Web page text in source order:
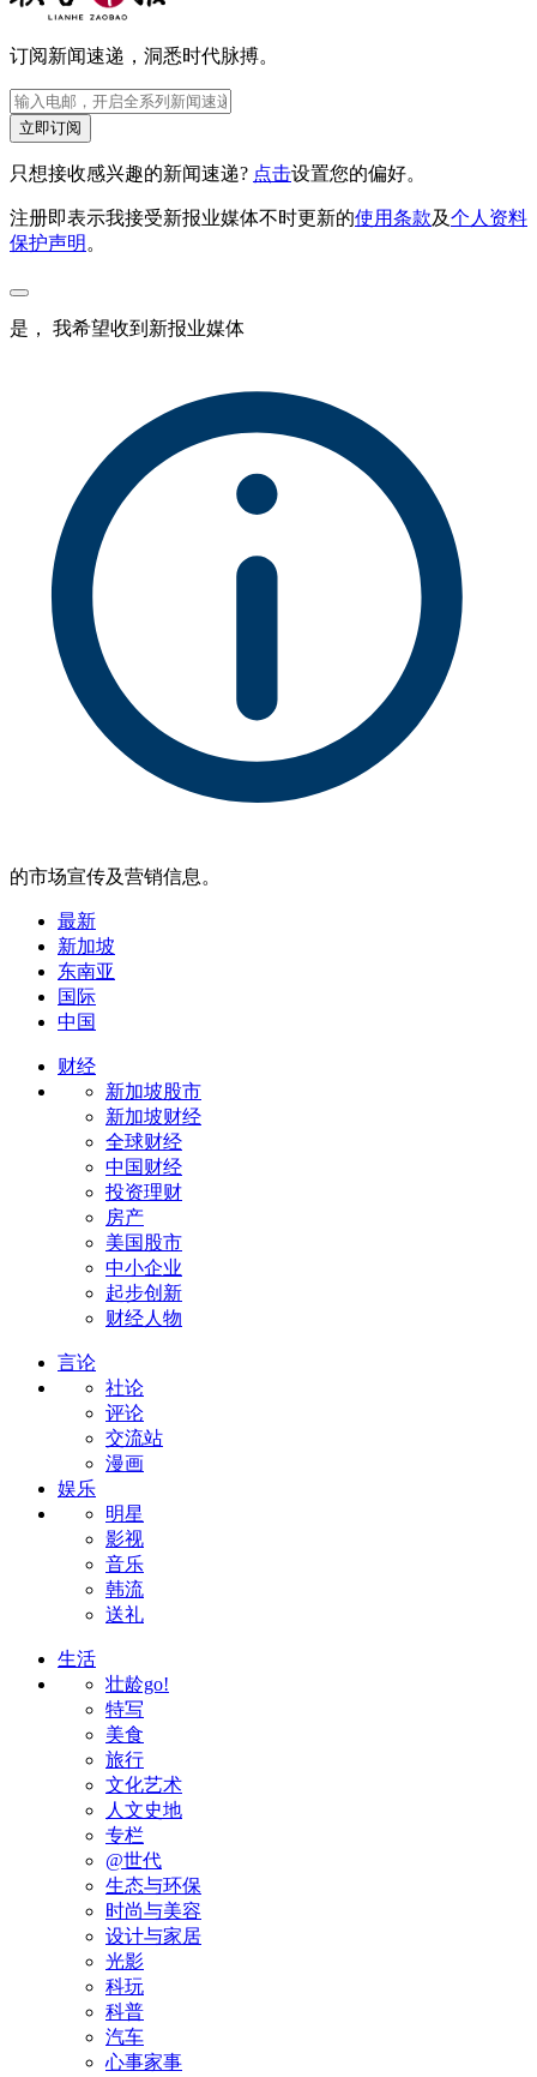
订阅新闻速递，洞悉时代脉搏。
立即订阅
只想接收感兴趣的新闻速递? 点击设置您的偏好。
注册即表示我接受新报业媒体不时更新的使用条款及个人资料
保护声明 。
是， 我希望收到新报业媒体
的市场宣传及营销信息。
最新
新加坡
东南亚
国际
中国
财经
新加坡股市
新加坡财经
全球财经
中国财经
投资理财
房产
美国股市
中小企业
起步创新
财经人物
言论
社论
评论
交流站
漫画
娱乐
明星
影视
音乐
韩流
送礼
生活
壮龄go!
特写
美食
旅行
文化艺术
人文史地
专栏
@世代
生态与环保
时尚与美容
设计与家居
光影
科玩
科普
汽车
心事家事